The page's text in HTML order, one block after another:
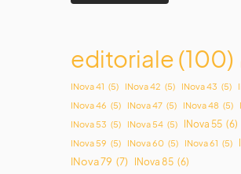
editoriale(100)
INova 41 (5) INova 42 (5) INova 43 (5)
INova 46 (5) INova 47 (5) INova 48 (5)
INova 53 (5) INova 54 (5) INova 55 (6)
INova 59 (5) INova 60 (5) INova 61 (5)
INova 79 (7) INova 85 (6)